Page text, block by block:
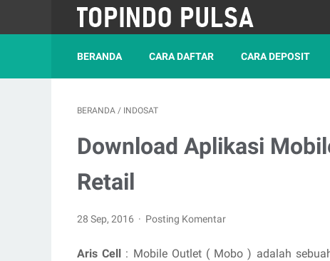
BERANDA CARA DAFTAR CARA DEPOSIT
BERANDA / INDOSAT
Download Aplikasi
Retail
28 Sep, 2016 Posting Komentar
Aris Cell : Mobile Outlet ( Mobo ) adalah